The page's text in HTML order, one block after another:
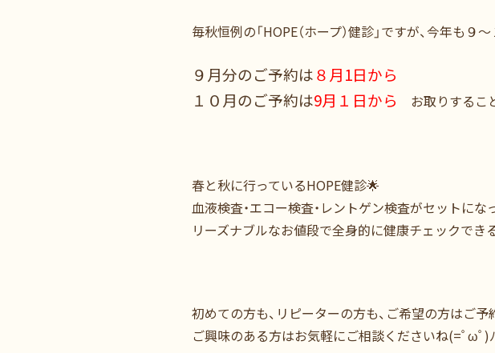
毎秋恒例の「HOPE（ホープ）健診」ですが、今年も９
９月分のご予約は８月1日から
１０月のご予約は9月１日から お取りするこ
春と秋に行っているHOPE健診🌟
血液検査・エコー検査・レントゲン検査がセットにな
リーズナブルなお値段で全身的に健康チェックで
初めての方も、リピーターの方も、ご希望の方はご
ご興味のある方はお気軽にご相談くださいね(=ﾟωﾟ)ﾉ